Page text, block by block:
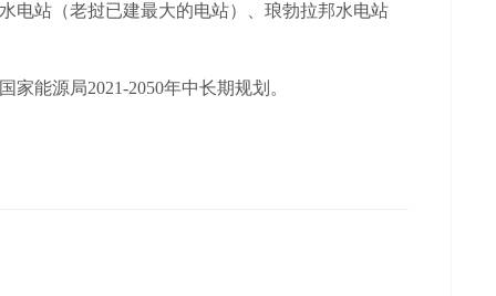
电站（老挝已建最大的电站）、琅勃拉邦水电站
能源局2021-2050年中长期规划。